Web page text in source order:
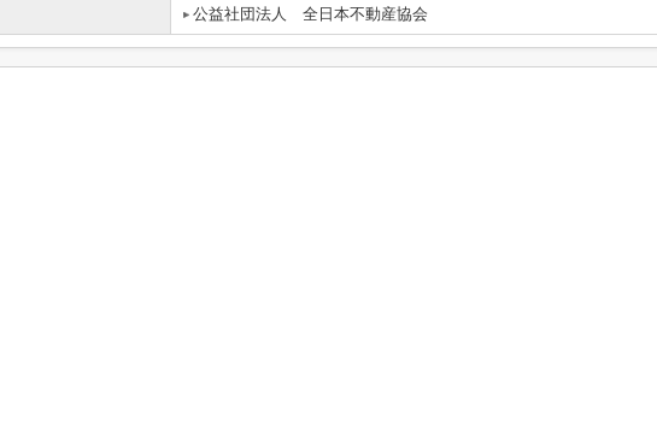
公益社団法人 全日本不動産協会